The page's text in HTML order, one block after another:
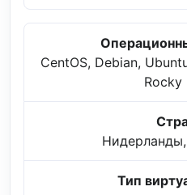
CentOS, Debian,
Rocky
Тип